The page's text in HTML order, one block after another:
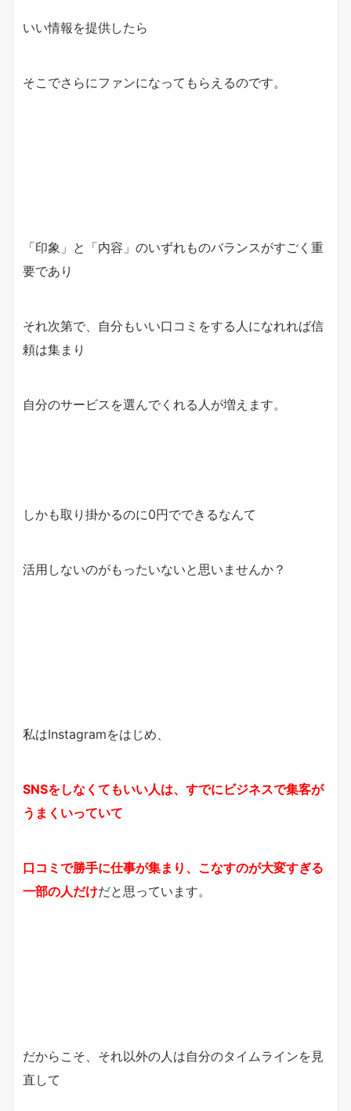
いい情報を提供したら
そこでさらにファンになってもらえるのです。
「印象」と「内容」のいずれものバランスがすごく重
要であり
それ次第で、自分もいい口コミをする人になれれば信
頼は集まり
自分のサービスを選んでくれる人が増えます。
しかも取り掛かるのに0円でできるなんて
活用しないのがもったいないと思いませんか？
私はInstagramをはじめ、
SNSをしなくてもいい人は、 すでにビジネスで集客が
うまくいっていて
口コミで勝手に仕事が集まり、 こなすのが大変すぎる
一部の人だけだと思っています。
だからこそ、それ以外の人は自分のタイムラインを見
直して